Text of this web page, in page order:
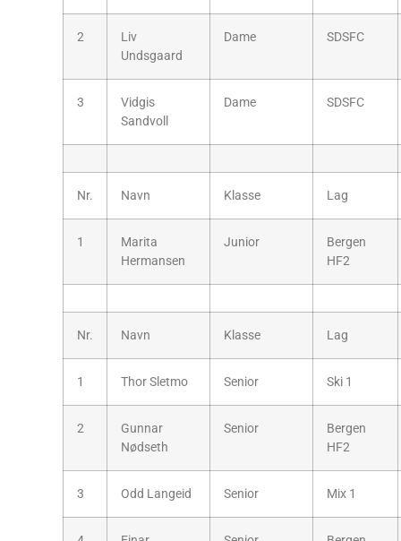
2
Liv
Undsgaard
Dame SDSFC
3
Vidgis
Sandvoll
Dame SDSFC
Nr. Navn Klasse Lag
1
Marita
Hermansen
Junior
Bergen
HF2
Nr. Navn Klasse Lag
1 Thor Sletmo Senior Ski 1
2
Gunnar
Nødseth
Senior
Bergen
HF2
3 Odd Langeid Senior Mix 1